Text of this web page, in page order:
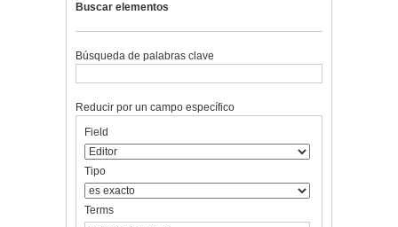
Buscar elementos
Búsqueda de palabras clave
rows
"Reducir
por
Reducir por un campo específico
de
búsqueda
de
búsqueda
de
búsqueda
de
Búsqueda
Field
Tipo
Terms